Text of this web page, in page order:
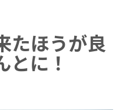
たほうが良
に！